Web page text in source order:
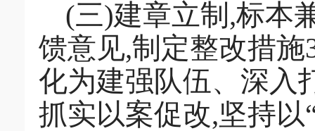
(三)建章立制,标本
馈意见,制定整改措
化为建强队伍、深入
抓实以案促改,坚持以